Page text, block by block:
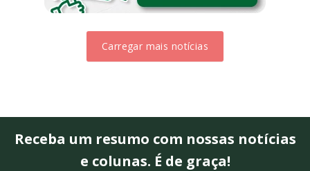
Carregar mais notícias
Receba um resumo com nossas notícias
e colunas. É de graça!